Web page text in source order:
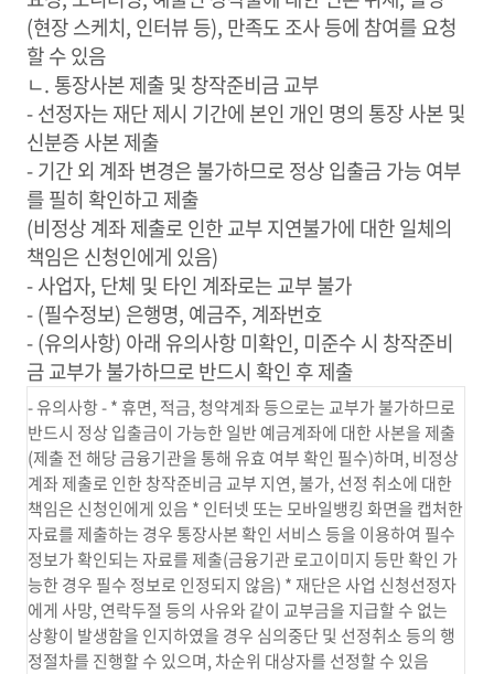
(현장 스케치, 인터뷰 등), 만족도 조사 등에 참여를 요청
할 수 있음
ㄴ. 통장사본 제출 및 창작준비금 교부
- 선정자는 재단 제시 기간에 본인 개인 명의 통장 사본 및
신분증 사본 제출
- 기간 외 계좌 변경은 불가하므로 정상 입출금 가능 여부
를 필히 확인하고 제출
(비정상 계좌 제출로 인한 교부 지연불가에 대한 일체의
책임은 신청인에게 있음)
- 사업자, 단체 및 타인 계좌로는 교부 불가
- (필수정보) 은행명, 예금주, 계좌번호
- (유의사항) 아래 유의사항 미확인, 미준수 시 창작준비
금 교부가 불가하므로 반드시 확인 후 제출
- 유의사항 - * 휴면, 적금, 청약계좌 등으로는 교부가 불가하므로
반드시 정상 입출금이 가능한 일반 예금계좌에 대한 사본을 제출
(제출 전 해당 금융기관을 통해 유효 여부 확인 필수)하며, 비정상
계좌 제출로 인한 창작준비금 교부 지연, 불가, 선정 취소에 대한
책임은 신청인에게 있음 * 인터넷 또는 모바일뱅킹 화면을 캡처한
자료를 제출하는 경우 통장사본 확인 서비스 등을 이용하여 필수
정보가 확인되는 자료를 제출(금융기관 로고이미지 등만 확인 가
능한 경우 필수 정보로 인정되지 않음) * 재단은 사업 신청선정자
에게 사망, 연락두절 등의 사유와 같이 교부금을 지급할 수 없는
상황이 발생함을 인지하였을 경우 심의중단 및 선정취소 등의 행
정절차를 진행할 수 있으며, 차순위 대상자를 선정할 수 있음